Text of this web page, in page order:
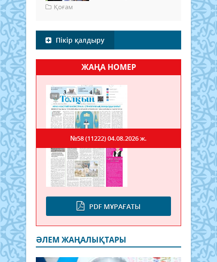
Қоғам
Пікір қалдыру
ЖАҢА НОМЕР
PDF МҰРАҒАТЫ
№58 (11222)04.08.2026 ж.
ӘЛЕМ ЖАҢАЛЫҚТАРЫ